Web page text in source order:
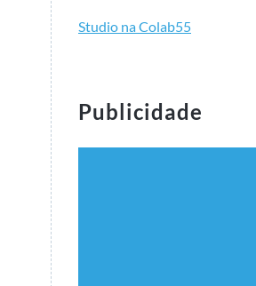
Studio na Colab55
Publicidade